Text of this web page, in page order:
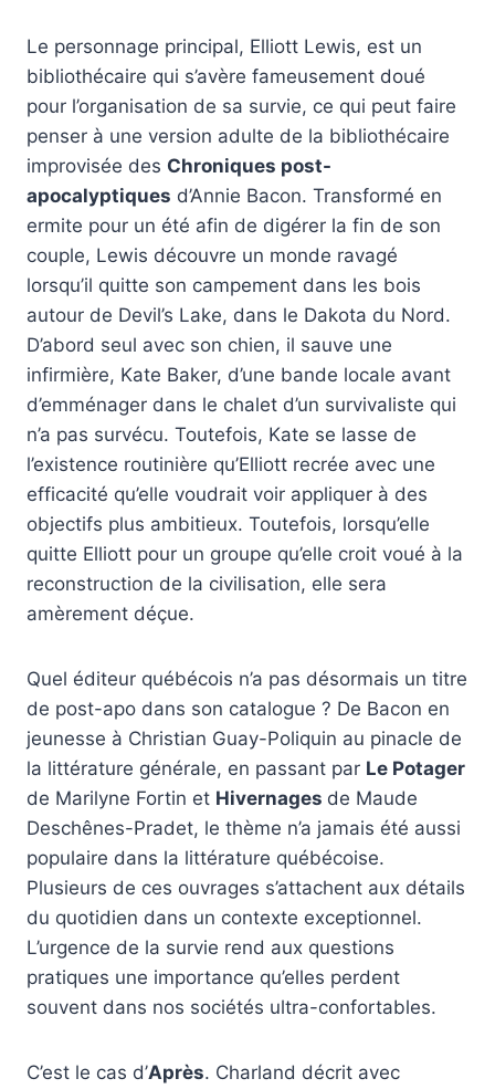
Le personnage principal, Elliott Lewis, est un
bibliothécaire qui s’avère fameusement doué
pour l’organisation de sa survie, ce qui peut faire
penser à une version adulte de la bibliothécaire
improvisée des Chroniques post-
apocalyptiques d’Annie Bacon. Transformé en
ermite pour un été afin de digérer la fin de son
couple, Lewis découvre un monde ravagé
lorsqu’il quitte son campement dans les bois
autour de Devil’s Lake, dans le Dakota du Nord.
D’abord seul avec son chien, il sauve une
infirmière, Kate Baker, d’une bande locale avant
d’emménager dans le chalet d’un survivaliste qui
n’a pas survécu. Toutefois, Kate se lasse de
l’existence routinière qu’Elliott recrée avec une
efficacité qu’elle voudrait voir appliquer à des
objectifs plus ambitieux. Toutefois, lorsqu’elle
quitte Elliott pour un groupe qu’elle croit voué à la
reconstruction de la civilisation, elle sera
amèrement déçue.
Quel éditeur québécois n’a pas désormais un titre
de post-apo dans son catalogue ? De Bacon en
jeunesse à Christian Guay-Poliquin au pinacle de
la littérature générale, en passant par Le Potager
de Marilyne Fortin et Hivernages de Maude
Deschênes-Pradet, le thème n’a jamais été aussi
populaire dans la littérature québécoise.
Plusieurs de ces ouvrages s’attachent aux détails
du quotidien dans un contexte exceptionnel.
L’urgence de la survie rend aux questions
pratiques une importance qu’elles perdent
souvent dans nos sociétés ultra-confortables.
C’est le cas d’Après. Charland décrit avec